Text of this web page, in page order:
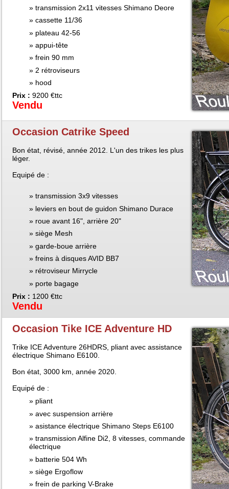
transmission 2x11 vitesses Shimano Deore
cassette 11/36
plateau 42-56
appui-tête
frein 90 mm
2 rétroviseurs
hood
Prix : 9200 €ttc
Vendu
Occasion Catrike Speed
Bon état, révisé, année 2012. L'un des trikes les plus
léger.
Equipé de :
transmission 3x9 vitesses
leviers en bout de guidon Shimano Durace
roue avant 16", arrière 20"
siège Mesh
garde-boue arrière
freins à disques AVID BB7
rétroviseur Mirrycle
porte bagage
Prix : 1200 €ttc
Vendu
Occasion Tike ICE Adventure HD
Trike ICE Adventure 26HDRS, pliant avec assistance
électrique Shimano E6100.
Bon état, 3000 km, année 2020.
Equipé de :
pliant
avec suspension arrière
asistance électrique Shimano Steps E6100
transmission Alfine Di2, 8 vitesses, commande
électrique
batterie 504 Wh
siège Ergoflow
frein de parking V-Brake